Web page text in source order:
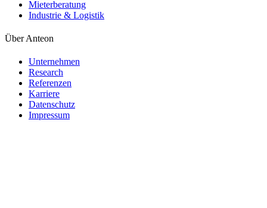
Mieterberatung
Industrie & Logistik
Über Anteon
Unternehmen
Research
Referenzen
Karriere
Datenschutz
Impressum